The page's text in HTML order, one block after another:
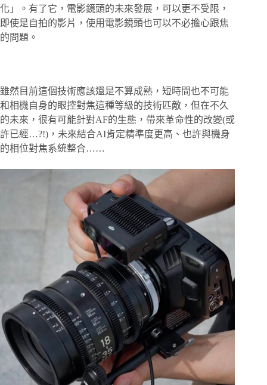
化」。有了它，電影鏡頭的未來發展，可以更不受限，
即使是自拍的影片，使用電影鏡頭也可以不必擔心跟焦
的問題。
雖然目前這個技術應該還是不算成熟，短時間也不可能
和相機自身的眼控對焦這種等級的技術匹敵，但在不久
的未來，很有可能針對AF的生態，帶來革命性的改變(或
許已經…?!)，未來結合AI肯定精準度更高、也許與機身
的相位對焦系統整合……